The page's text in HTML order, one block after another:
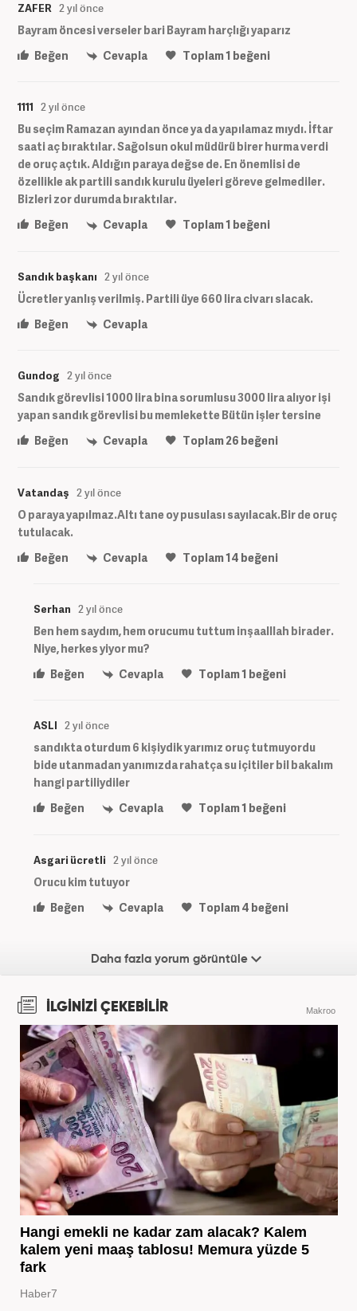
ZAFER 2 yıl önce
Bayram öncesi verseler bari Bayram harçlığı yaparız
Beğen
Cevapla Toplam1 beğeni
1111 2 yıl önce
Bu seçim Ramazan ayından önce ya da yapılamaz mıydı. İftar
saati aç bıraktılar. Sağolsun okul müdürü birer hurma verdi
de oruç açtık. Aldığın paraya değse de. En önemlisi de
özellikle ak partili sandık kurulu üyeleri göreve gelmediler.
Bizleri zor durumda bıraktılar.
Beğen
Cevapla Toplam1 beğeni
Sandık başkanı 2 yıl önce
Ücretler yanlış verilmiş. Partili üye 660 lira civarı slacak.
Beğen
Cevapla
Gundog 2 yıl önce
Sandık görevlisi 1000 lira bina sorumlusu 3000 lira alıyor işi
yapan sandık görevlisi bu memlekette Bütün işler tersine
Beğen
Cevapla Toplam26 beğeni
Vatandaş 2 yıl önce
O paraya yapılmaz.Altı tane oy pusulası sayılacak.Bir de oruç
tutulacak.
Beğen
Cevapla Toplam14 beğeni
Serhan 2 yıl önce
Ben hem saydım, hem orucumu tuttum inşaalllah birader.
Niye, herkes yiyor mu?
Beğen
Cevapla Toplam1 beğeni
ASLI 2 yıl önce
sandıkta oturdum 6 kişiydik yarımız oruç tutmuyordu
bide utanmadan yanımızda rahatça su içitiler bil bakalım
hangi partiliydiler
Beğen
Cevapla Toplam1 beğeni
Asgari ücretli 2 yıl önce
Orucu kim tutuyor
Beğen
Cevapla Toplam4 beğeni
Daha fazla yorum görüntüle
İLGİNİZİ ÇEKEBİLİR Makroo
Hangi emekli ne kadar zam alacak? Kalem
kalem yeni maaş tablosu! Memura yüzde 5
fark
Haber7